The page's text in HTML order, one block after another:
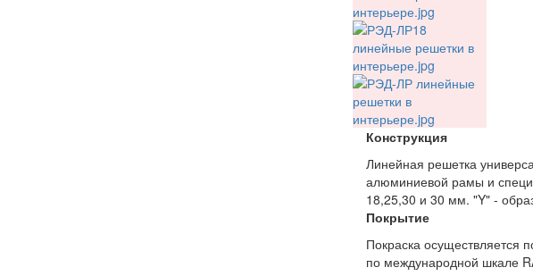
Конструкция
Линейная решетка
алюминиевой рамы и
18,25,30 и 30 мм. "Y" -
Покрытие
Покраска осуществляется
по международной шкале